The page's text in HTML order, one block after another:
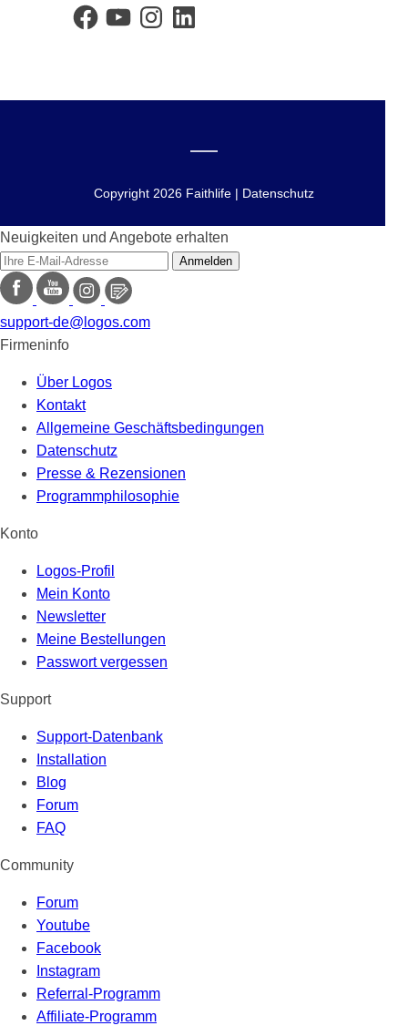
FacebookYouTubeInstagramLinkedIn
Copyright 2026 Faithlife | Datenschutz